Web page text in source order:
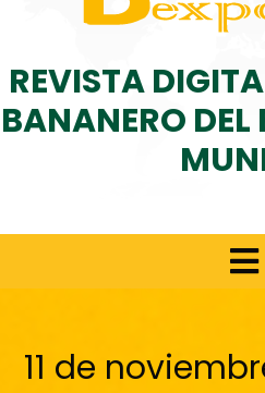
REVISTA
BANANERO DEL
11 de